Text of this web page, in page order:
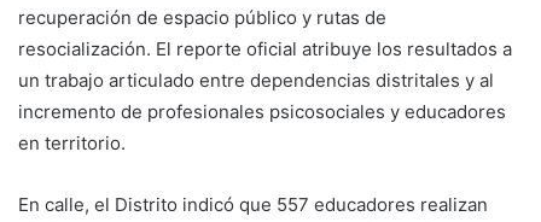
recuperación de espacio público y rutas de
resocialización. El reporte oficial atribuye los resultados a
un trabajo articulado entre dependencias distritales y al
incremento de profesionales psicosociales y educadores
en territorio.
En calle, el Distrito indicó que 557 educadores realizan